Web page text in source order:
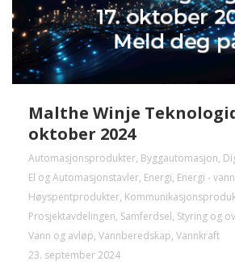
Malthe Winje
oktober 2024
Automasjonsprodukter, Byggautomasjon,
El og Automasjonstavler, Energi, Energi -
Høyspentprodukter,
Prosjektavdelingen, Samferdsel, Styring og
Vann og avløp, Vannberedskap, Vannkraft
23. september 2024